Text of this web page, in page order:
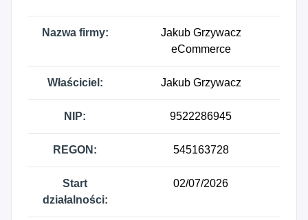
Nazwa firmy:
Jakub Grzywacz
eCommerce
Właściciel: Jakub Grzywacz
NIP: 9522286945
REGON: 545163728
Start
działalności:
02/07/2026